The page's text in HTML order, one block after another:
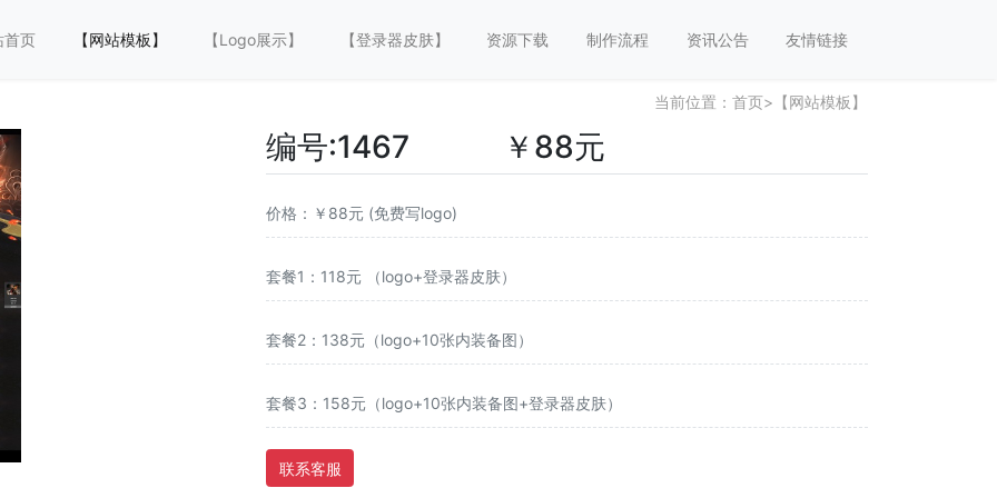
首页 【网站模板】 【Logo展示】 【登录器皮肤】 资源下载 制作流程 资讯公告 友情链接
当前位置： 首页> 【网站模板】
编号:1467 ￥88元
价格：￥88元 (免费写logo)
套餐1：118元 （logo+登录器皮肤）
套餐2：138元（logo+10张内装备图）
套餐3：158元（logo+10张内装备图+登录器皮肤）
联系客服